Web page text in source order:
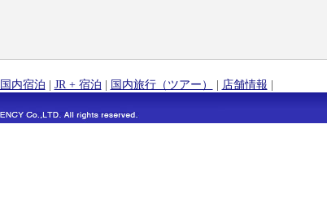
国内宿泊 | JR + 宿泊 | 国内旅行（ツアー） | 店舗情報 |